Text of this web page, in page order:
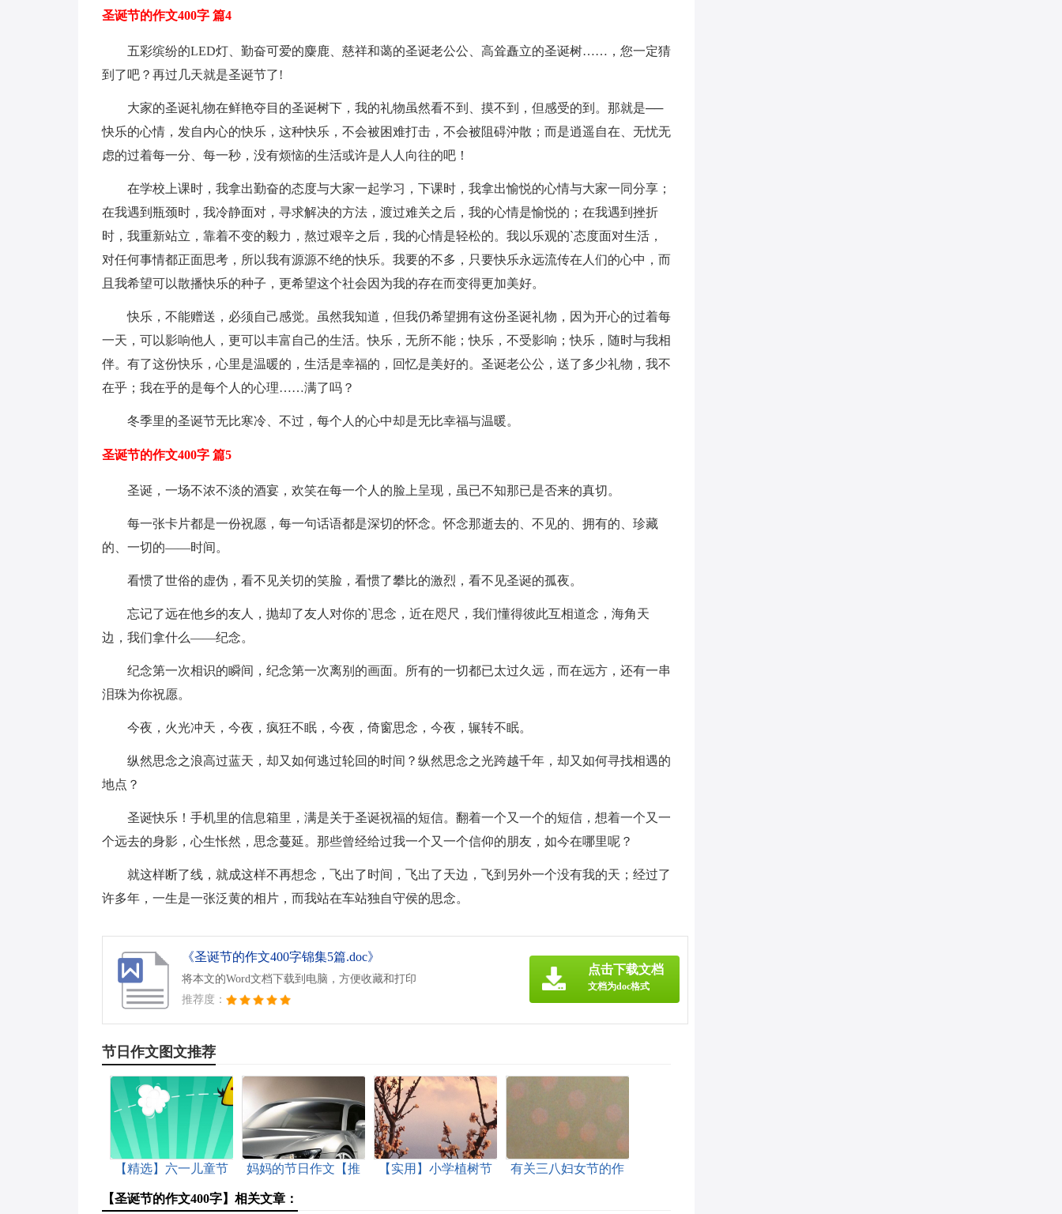
圣诞节的作文400字 篇4
五彩缤纷的LED灯、勤奋可爱的麋鹿、慈祥和蔼的圣诞老公公、高耸矗立的圣诞树……，您一定猜
到了吧？再过几天就是圣诞节了!
大家的圣诞礼物在鲜艳夺目的圣诞树下，我的礼物虽然看不到、摸不到，但感受的到。那就是──
快乐的心情，发自内心的快乐，这种快乐，不会被困难打击，不会被阻碍沖散；而是逍遥自在、无忧无
虑的过着每一分、每一秒，没有烦恼的生活或许是人人向往的吧！
在学校上课时，我拿出勤奋的态度与大家一起学习，下课时，我拿出愉悦的心情与大家一同分享；
在我遇到瓶颈时，我冷静面对，寻求解决的方法，渡过难关之后，我的心情是愉悦的；在我遇到挫折
时，我重新站立，靠着不变的毅力，熬过艰辛之后，我的心情是轻松的。我以乐观的`态度面对生活，
对任何事情都正面思考，所以我有源源不绝的快乐。我要的不多，只要快乐永远流传在人们的心中，而
且我希望可以散播快乐的种子，更希望这个社会因为我的存在而变得更加美好。
快乐，不能赠送，必须自己感觉。虽然我知道，但我仍希望拥有这份圣诞礼物，因为开心的过着每
一天，可以影响他人，更可以丰富自己的生活。快乐，无所不能；快乐，不受影响；快乐，随时与我相
伴。有了这份快乐，心里是温暖的，生活是幸福的，回忆是美好的。圣诞老公公，送了多少礼物，我不
在乎；我在乎的是每个人的心理……满了吗？
冬季里的圣诞节无比寒冷、不过，每个人的心中却是无比幸福与温暖。
圣诞节的作文400字 篇5
圣诞，一场不浓不淡的酒宴，欢笑在每一个人的脸上呈现，虽已不知那已是否来的真切。
每一张卡片都是一份祝愿，每一句话语都是深切的怀念。怀念那逝去的、不见的、拥有的、珍藏
的、一切的——时间。
看惯了世俗的虚伪，看不见关切的笑脸，看惯了攀比的激烈，看不见圣诞的孤夜。
忘记了远在他乡的友人，抛却了友人对你的`思念，近在咫尺，我们懂得彼此互相道念，海角天
边，我们拿什么——纪念。
纪念第一次相识的瞬间，纪念第一次离别的画面。所有的一切都已太过久远，而在远方，还有一串
泪珠为你祝愿。
今夜，火光冲天，今夜，疯狂不眠，今夜，倚窗思念，今夜，辗转不眠。
纵然思念之浪高过蓝天，却又如何逃过轮回的时间？纵然思念之光跨越千年，却又如何寻找相遇的
地点？
圣诞快乐！手机里的信息箱里，满是关于圣诞祝福的短信。翻着一个又一个的短信，想着一个又一
个远去的身影，心生怅然，思念蔓延。那些曾经给过我一个又一个信仰的朋友，如今在哪里呢？
就这样断了线，就成这样不再想念，飞出了时间，飞出了天边，飞到另外一个没有我的天；经过了
许多年，一生是一张泛黄的相片，而我站在车站独自守侯的思念。
《圣诞节的作文400字锦集5篇.doc》
将本文的Word文档下载到电脑，方便收藏和打印
推荐度：
点击下载文档
文档为doc格式
节日作文图文推荐
【精选】六一儿童节
妈妈的节日作文【推
【实用】小学植树节
有关三八妇女节的作
【圣诞节的作文400字】相关文章：